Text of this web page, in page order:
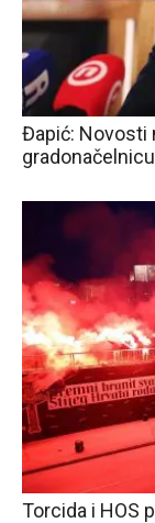
Đapić: Novosti
Torcida i HOS